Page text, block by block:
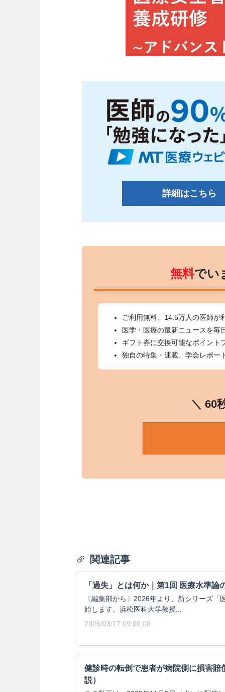
詳細はこちら
無料でい
ご利用無料、14.5万人の医師が
医学・医療の最新ニュースを毎
ギフト券に交換可能なポイント
独自の特集・連載、学会レポー
＼ 60
関連記事
「過失」とは何か｜第1回 医療水準論
〔編集部から〕2026年より、新シリーズ
始します。浜松医科大学教授...
2026/03/17 09:00:00
健診時の転倒で患者が病院側に損害賠
説）